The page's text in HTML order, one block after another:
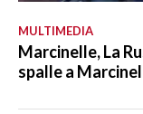
MULTIMEDIA
Marcinelle, La
spalle a